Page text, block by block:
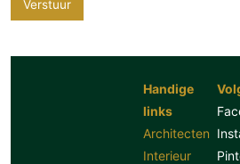
Verstuur
Handige
links
Architecten
Interieur